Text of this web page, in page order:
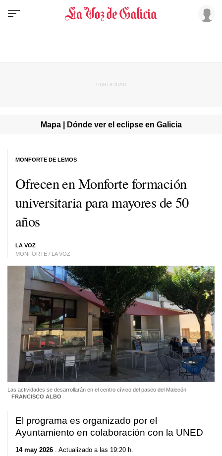
Mapa | Dónde ver el eclipse en Galicia
Ofrecen en Monforte formación
universitaria para mayores de 50
años
LA VOZ
MONFORTE / LA VOZ
MONFORTE DE LEMOS
Las actividades se desarrollarán en el centro cívico del paseo del Malecón
FRANCISCO ALBO
El programa es organizado por el
Ayuntamiento en colaboración con la UNED
14 may 2026 . Actualizado a las 19:20 h.